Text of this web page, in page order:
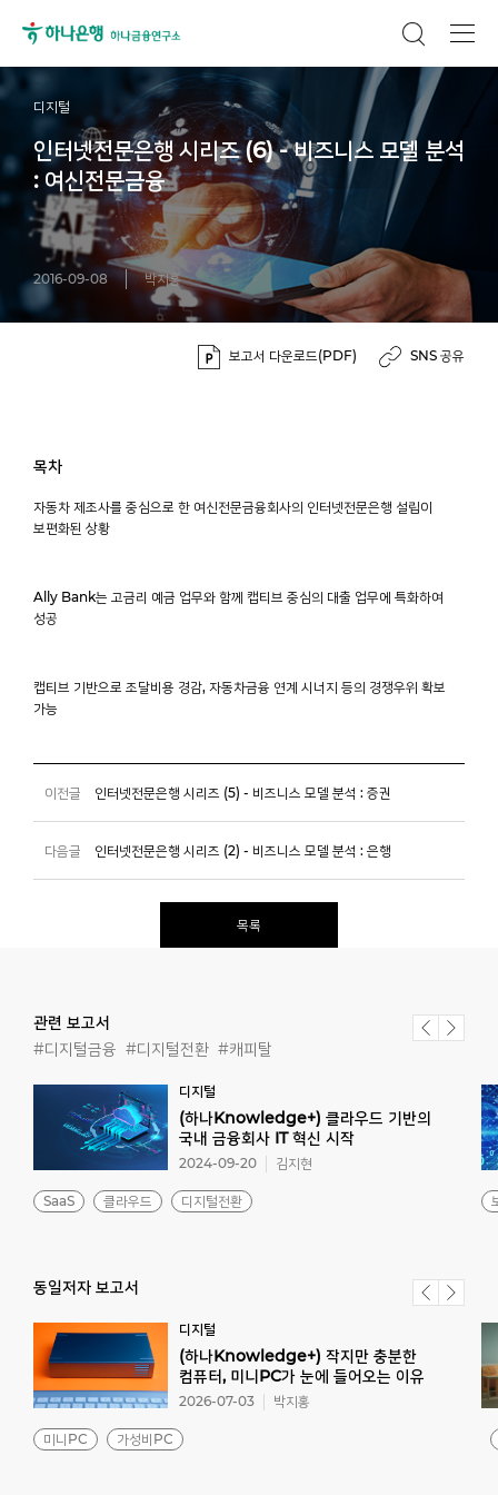
디지털
인터넷전문은행 시리즈 (6) - 비즈니스 모델 분석
: 여신전문금융
2016-09-08 박지홍
보고서 다운로드(PDF) SNS 공유
목차
자동차 제조사를 중심으로 한 여신전문금융회사의 인터넷전문은행 설립이
보편화된 상황
Ally Bank는 고금리 예금 업무와 함께 캡티브 중심의 대출 업무에 특화하여
성공
캡티브 기반으로 조달비용 경감, 자동차금융 연계 시너지 등의 경쟁우위 확보
가능
이전글 인터넷전문은행 시리즈 (5) - 비즈니스 모델 분석 : 증권
다음글 인터넷전문은행 시리즈 (2) - 비즈니스 모델 분석 : 은행
목록
관련 보고서
#디지털금융 #디지털전환 #캐피탈
디지털
(하나Knowledge+) 클라우드 기반의
국내 금융회사 IT 혁신 시작
SaaS 클라우드 디지털전환
2024-09-20 김지현
동일저자 보고서
디지털
(하나Knowledge+) 작지만 충분한
컴퓨터, 미니PC가 눈에 들어오는 이유
미니PC 가성비PC
2026-07-03 박지홍